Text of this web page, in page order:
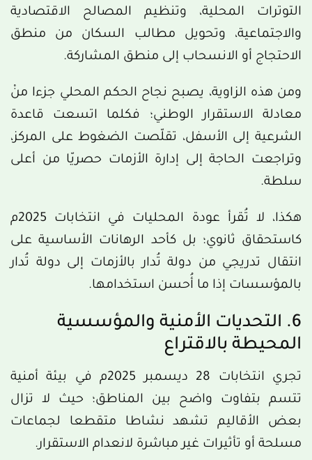
التوترات المحلية، وتنظيم المصالح الاقتصادية
والاجتماعية، وتحويل مطالب السكان من منطق
الاحتجاج أو الانسحاب إلى منطق المشاركة.
ومن هذه الزاوية، يصبح نجاح الحكم المحلي جزءا منْ
معادلة الاستقرار الوطني؛ فكلما اتسعت قاعدة
الشرعية إلى الأسفل، تقلّصت الضغوط على المركز،
وتراجعت الحاجة إلى إدارة الأزمات حصريّا من أعلى
سلطة.
هكذا، لا تُقرأ عودة المحليات في انتخابات 2025م
كاستحقاق ثانوي؛ بل كأحد الرهانات الأساسية على
انتقال تدريجي من دولة تُدار بالأزمات إلى دولة تُدار
بالمؤسسات إذا ما أُحسن استخدامها.
6. التحديات الأمنية والمؤسسية
المحيطة بالاقتراع
تجري انتخابات 28 ديسمبر 2025م في بيئة أمنية
تتسم بتفاوت واضح بين المناطق؛ حيث لا تزال
بعض الأقاليم تشهد نشاطا متقطعا لجماعات
مسلحة أو تأثيرات غير مباشرة لانعدام الاستقرار.